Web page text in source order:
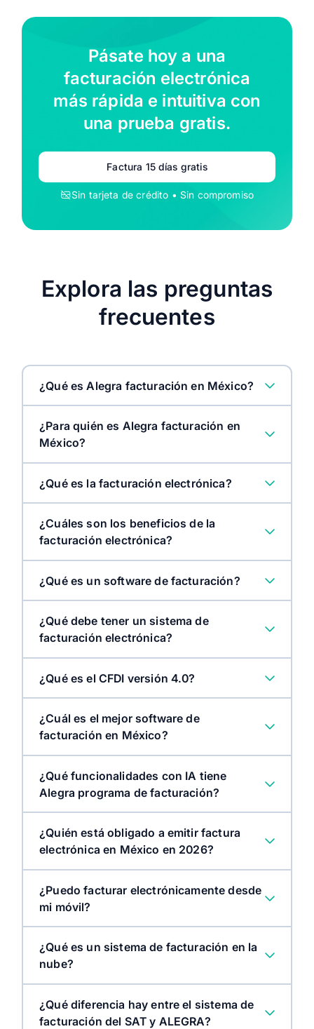
Pásate hoy a una
facturación electrónica
más rápida e intuitiva con
una prueba gratis.
Factura 15 días gratis
Sin tarjeta de crédito • Sin compromiso
Explora las preguntas
frecuentes
¿Qué es Alegra facturación en México?
¿Para quién es Alegra facturación en
México?
¿Qué es la facturación electrónica?
¿Cuáles son los beneficios de la
facturación electrónica?
¿Qué es un software de facturación?
¿Qué debe tener un sistema de
facturación electrónica?
¿Qué es el CFDI versión 4.0?
¿Cuál es el mejor software de
facturación en México?
¿Qué funcionalidades con IA tiene
Alegra programa de facturación?
¿Quién está obligado a emitir factura
electrónica en México en 2026?
¿Puedo facturar electrónicamente desde
mi móvil?
¿Qué es un sistema de facturación en la
nube?
¿Qué diferencia hay entre el sistema de
facturación del SAT y ALEGRA?